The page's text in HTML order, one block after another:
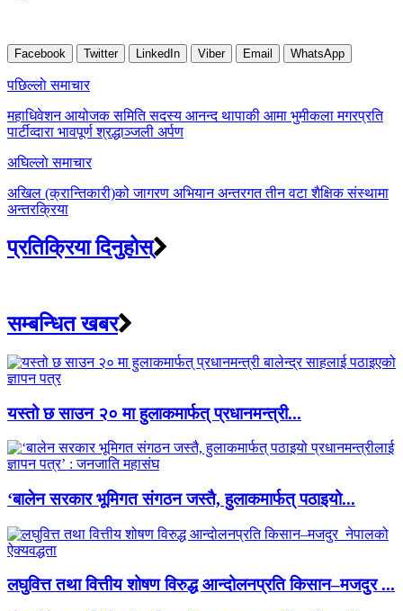
Facebook Twitter LinkedIn Viber Email WhatsApp
Post
navigation
पछिल्लाे समाचार
महाधिवेशन आयोजक समिति सदस्य आनन्द थापाकी आमा भुमीकला मगरप्रति
पार्टीव्दारा भावपूर्ण श्रद्धाञ्जली अर्पण
अघिल्लाे समाचार
अखिल (क्रान्तिकारी)को जागरण अभियान अन्तरगत तीन वटा शैक्षिक संस्थामा
अन्तरक्रिया
प्रतिक्रिया दिनुहोस्
सम्बन्धित खबर
यस्तो छ साउन २० मा हुलाकमार्फत् प्रधानमन्त्री...
‘बालेन सरकार भूमिगत संगठन जस्तै, हुलाकमार्फत् पठाइयो...
लघुवित्त तथा वित्तीय शोषण विरुद्ध आन्दोलनप्रति किसान–मजदुर ...